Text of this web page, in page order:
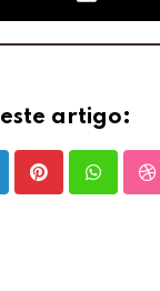
artigo:
PinterestWhatsapp